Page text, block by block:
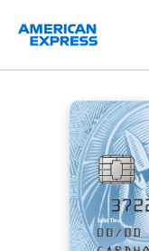
Logo